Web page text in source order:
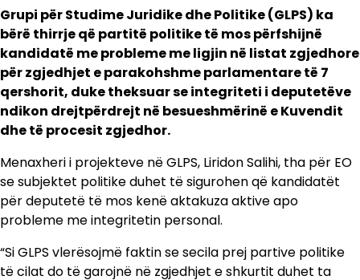
Grupi për Studime Juridike dhe Politike (GLPS) ka
bërë thirrje që partitë politike të mos përfshijnë
kandidatë me probleme me ligjin në listat zgjedhore
për zgjedhjet e parakohshme parlamentare të 7
qershorit, duke theksuar se integriteti i deputetëve
ndikon drejtpërdrejt në besueshmërinë e Kuvendit
dhe të procesit zgjedhor.
Menaxheri i projekteve në GLPS, Liridon Salihi, tha për EO
se subjektet politike duhet të sigurohen që kandidatët
për deputetë të mos kenë aktakuza aktive apo
probleme me integritetin personal.
“Si GLPS vlerësojmë faktin se secila prej partive politike
të cilat do të garojnë në zgjedhjet e shkurtit duhet ta